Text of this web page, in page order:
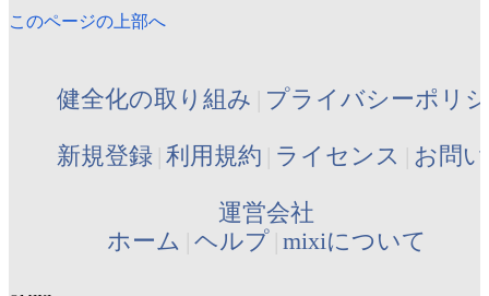
このページの上部へ
健全化の取り組み プライバシーポリ
新規登録 利用規約 ライセンス お問
運営会社
ホーム ヘルプ mixiについて